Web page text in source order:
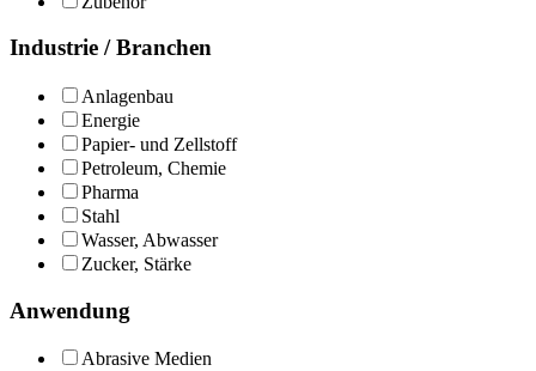
Industrie / Branchen
Anlagenbau
Energie
Papier- und Zellstoff
Petroleum, Chemie
Pharma
Stahl
Wasser, Abwasser
Zucker, Stärke
Anwendung
Abrasive Medien